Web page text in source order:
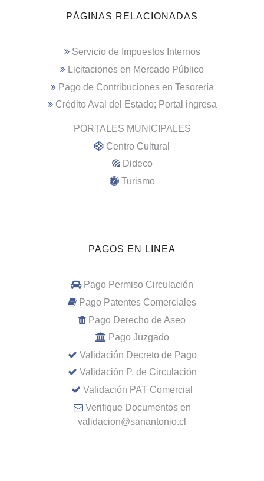
PÁGINAS RELACIONADAS
Servicio de Impuestos Internos
Licitaciones en Mercado Público
Pago de Contribuciones en Tesorería
Crédito Aval del Estado; Portal ingresa
PORTALES MUNICIPALES
Centro Cultural
Dideco
Turismo
PAGOS EN LINEA
Pago Permiso Circulación
Pago Patentes Comerciales
Pago Derecho de Aseo
Pago Juzgado
Validación Decreto de Pago
Validación P. de Circulación
Validación PAT Comercial
Verifique Documentos en
validacion@sanantonio.cl